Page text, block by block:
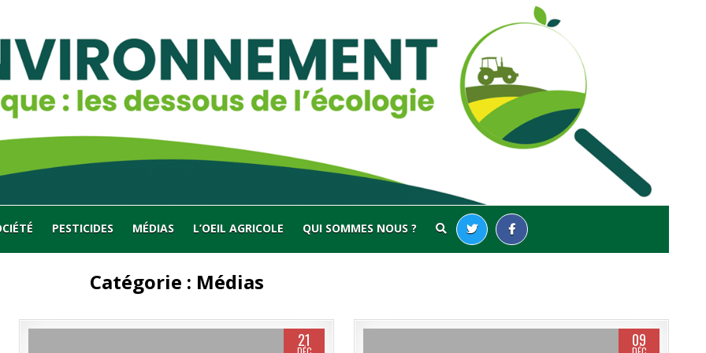
PESTICIDES MÉDIAS L’OEIL AGRICOLE QUI SOMMES NOUS ?
Catégorie : Médias
21 09